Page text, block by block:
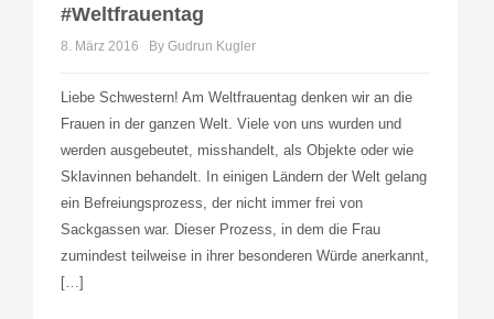
#Weltfrauentag
8. März 2016 By Gudrun Kugler
Liebe Schwestern! Am Weltfrauentag denken wir an die
Frauen in der ganzen Welt. Viele von uns wurden und
werden ausgebeutet, misshandelt, als Objekte oder wie
Sklavinnen behandelt. In einigen Ländern der Welt gelang
ein Befreiungsprozess, der nicht immer frei von
Sackgassen war. Dieser Prozess, in dem die Frau
zumindest teilweise in ihrer besonderen Würde anerkannt,
[…]